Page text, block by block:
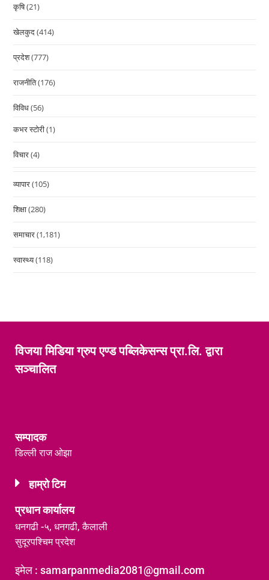
कृषि(21)
खेलकुद(414)
प्रदेश(777)
राजनीति(176)
विविध(56)
कभर स्टोरी(1)
विचार(4)
व्यापार(105)
शिक्षा(280)
समाचार(1,181)
स्वास्थ्य(118)
विजया मिडिया ग्रुप एण्ड पब्लिकेसन्स प्रा.लि. द्वारा
सञ्चालित
सम्पादक
डिल्ली राज ओझा
हाम्रो टिम
प्रधान कार्यालय
धनगढी -५, धनगढी, कैलाली
सुदूरपश्चिम प्रदेश
इमेल : samarpanmedia2081@gmail.com